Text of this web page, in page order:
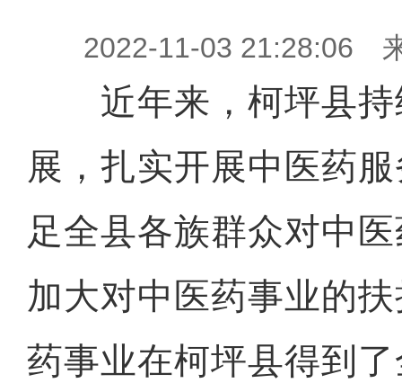
2022-11-03 21:28:06
近年来，柯坪县持
展，扎实开展中医药
足全县各族群众对中
加大对中医药事业的
药事业在柯坪县得到